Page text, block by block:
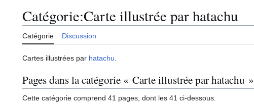
Catégorie:Carte illustrée par hatachu
Catégorie Discussion
Cartes illustrées par hatachu
Pages dans la catégorie « Carte illustrée par hatachu »
Cette catégorie comprend 41 pages, dont les 41 ci-dessous.